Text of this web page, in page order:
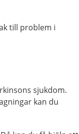
till problem i
sjukdom.
kan du